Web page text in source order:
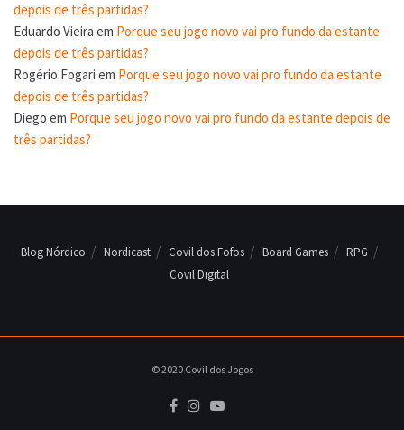
depois de três partidas?
Eduardo Vieira em Porque seu jogo novo vai pro fundo da estante
depois de três partidas?
Rogério Fogari em Porque seu jogo novo vai pro fundo da estante
depois de três partidas?
Diego em Porque seu jogo novo vai pro fundo da estante depois de
três partidas?
Blog Nórdico Nordicast Covil dos Fofos Board Games
RPG
Covil Digital
© 2020 Covil dos Jogos